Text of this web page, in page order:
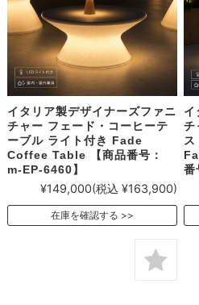
イタリア製デザイナーズファニ
チャー フェード・コーヒーテ
ーブル ライト付き Fade
Coffee Table 【商品番号：
m-EP-6460】
¥149,000(税込 ¥163,900)
在庫を確認する
イ
チ
番